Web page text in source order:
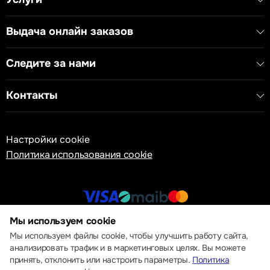
- Серия: EM69MI
- Совместимость: USB-A и USB-C
- Выходная мощность: 20W Max
- IP20, Класс II
Выдача онлайн заказов
Следите за нами
Контакты
Настройки cookie
Политика использования cookie
© 2013 – 2026 ECOM
Мы используем cookie
Мы используем файлы cookie, чтобы улучшить работу сайта,
анализировать трафик и в маркетинговых целях. Вы можете
принять, отклонить или настроить параметры. Политика